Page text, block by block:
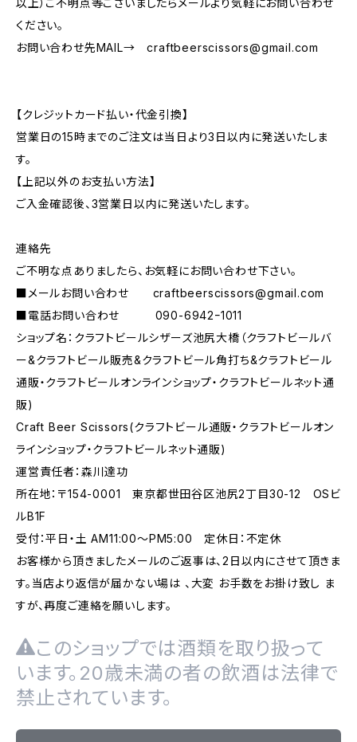
以上）ご不明点等ございましたらメールより気軽にお問い合わせ
ください。
お問い合わせ先MAIL→craftbeerscissors@gmail.com
【クレジットカード払い・代金引換】
営業日の15時までのご注文は当日より3日以内に発送いたしま
す。
【上記以外のお支払い方法】
ご入金確認後、3営業日以内に発送いたします。
連絡先
ご不明な点ありましたら、お気軽にお問い合わせ下さい。
■メールお問い合わせ craftbeerscissors@gmail.com
■電話お問い合わせ 090-6942ｰ1011
ショップ名：クラフトビールシザーズ池尻大橋（クラフトビールバ
ー&クラフトビール販売&クラフトビール角打ち&クラフトビール
通販・クラフトビールオンラインショップ・クラフトビールネット通
販)
Craft Beer Scissors(クラフトビール通販・クラフトビールオン
ラインショップ・クラフトビールネット通販)
運営責任者：森川達功
所在地：〒154-0001 東京都世田谷区池尻2丁目30-12 OSビ
ルB1F
受付：平日・土 AM11:00～PM5:00 定休日：不定休
お客様から頂きましたメールのご返事は、2日以内にさせて頂きま
す。当店より返信が届かない場は 、大変 お手数をお掛け致し ま
すが、再度ご連絡を願いします。
このショップでは酒類を取り扱って
います。20歳未満の者の飲酒は法律で
禁止されています。